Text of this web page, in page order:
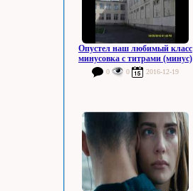
Опустел наш любимый класс
минусовка с титрами (минус)
0 0 2016-12-19